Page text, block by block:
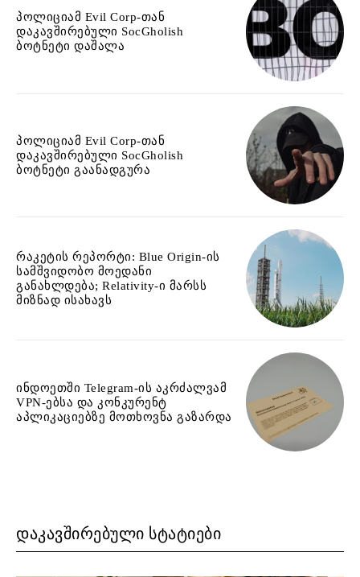
პოლიციამ Evil Corp-თან
დაკავშირებული SocGholish
ბოტნეტი დაშალა
პოლიციამ Evil Corp-თან
დაკავშირებული SocGholish
ბოტნეტი გაანადგურა
რაკეტის რეპორტი: Blue Origin-ის
სამშვიდობო მოედანი
განახლდება; Relativity-ი მარსს
მიზნად ისახავს
ინდოეთში Telegram-ის აკრძალვამ
VPN-ებსა და კონკურენტ
აპლიკაციებზე მოთხოვნა გაზარდა
ᲓᲐᲙᲐᲕᲨᲘᲠᲔᲑᲣᲚᲘ ᲡᲢᲐᲢᲘᲔᲑᲘ